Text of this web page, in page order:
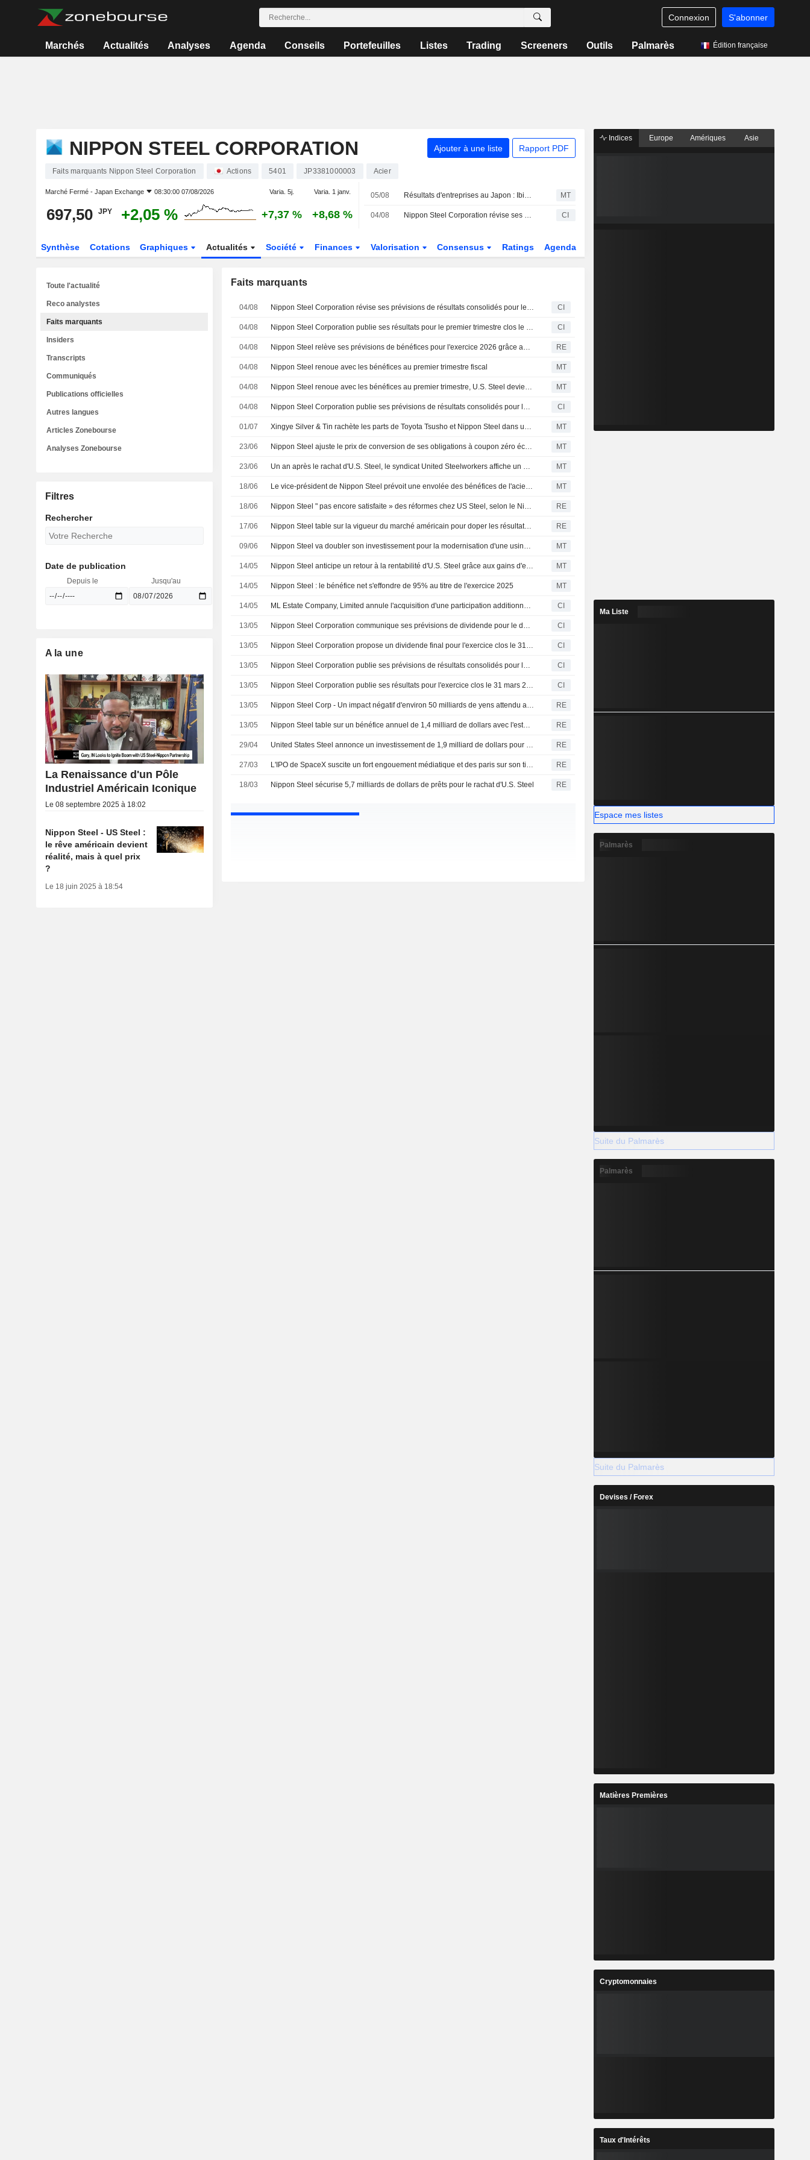
Connexion S'abonner
Marchés Actualités Analyses Agenda Conseils Portefeuilles Listes Trading Screeners Outils Palmarès Édition française
NIPPON STEEL CORPORATION Ajouter à une liste Rapport PDF
Faits marquants Nippon Steel Corporation Actions 5401 JP3381000003 Acier
Marché Fermé - Japan Exchange 08:30:00 07/08/2026 Varia. 5j. Varia. 1 janv.
697,50 JPY +2,05 % +7,37 % +8,68 %
05/08 Résultats d'entreprises au Japon : Ibiden et Nippon Steel progressent, Daikin recule MT
04/08 Nippon Steel Corporation révise ses prévisions de résultats consolidés pour le premier semestre et l'exercice clos le 31 mars 2027 CI
Synthèse Cotations Graphiques Actualités Société Finances Valorisation Consensus Ratings Agenda
Faits marquants
04/08 Nippon Steel Corporation révise ses prévisions de résultats consolidés pour le premier semestre et l'exercice clos le 31 mars 2027 CI
04/08 Nippon Steel Corporation publie ses résultats pour le premier trimestre clos le 30 juin 2026 CI
04/08 Nippon Steel relève ses prévisions de bénéfices pour l'exercice 2026 grâce aux solides résultats de U.S. Steel RE
04/08 Nippon Steel renoue avec les bénéfices au premier trimestre fiscal MT
04/08 Nippon Steel renoue avec les bénéfices au premier trimestre, U.S. Steel devient le " principal moteur de croissance » MT
04/08 Nippon Steel Corporation publie ses prévisions de résultats consolidés pour le semestre clos au 30 septembre 2026 et l'exercice clos au 31 mars 2027 CI
01/07 Xingye Silver & Tin rachète les parts de Toyota Tsusho et Nippon Steel dans un projet d'étain au Maroc pour 23 millions de dollars MT
23/06 Nippon Steel ajuste le prix de conversion de ses obligations à coupon zéro échéant en 2029 et 2031 MT
23/06 Un an après le rachat d'U.S. Steel, le syndicat United Steelworkers affiche un optimisme prudent à l'égard de Nippon Steel MT
18/06 Le vice-président de Nippon Steel prévoit une envolée des bénéfices de l'acier aux États-Unis MT
18/06 Nippon Steel " pas encore satisfaite » des réformes chez US Steel, selon le Nikkei RE
17/06 Nippon Steel table sur la vigueur du marché américain pour doper les résultats de U.S. Steel RE
09/06 Nippon Steel va doubler son investissement pour la modernisation d'une usine en Pennsylvanie MT
14/05 Nippon Steel anticipe un retour à la rentabilité d'U.S. Steel grâce aux gains d'efficacité MT
14/05 Nippon Steel : le bénéfice net s'effondre de 95% au titre de l'exercice 2025 MT
14/05 ML Estate Company, Limited annule l'acquisition d'une participation additionnelle de 14,85% dans Nippon Steel Kowa Real Estate Co., Ltd. auprès de Nippon Steel Corporation (TSE:5401). CI
13/05 Nippon Steel Corporation communique ses prévisions de dividende pour le deuxième trimestre 2026 et l'exercice clos le 31 mars 2027 CI
13/05 Nippon Steel Corporation propose un dividende final pour l'exercice clos le 31 mars 2026, payable le 24 juin 2026 CI
13/05 Nippon Steel Corporation publie ses prévisions de résultats consolidés pour le semestre clos au 30 septembre 2026 et l'exercice clos au 31 mars 2027 CI
13/05 Nippon Steel Corporation publie ses résultats pour l'exercice clos le 31 mars 2026 CI
13/05 Nippon Steel Corp - Un impact négatif d'environ 50 milliards de yens attendu au T1 en raison de la situation au Moyen-Orient ; l'impact annuel ne peut être quantifié et n'est pas intégré aux prévisions RE
13/05 Nippon Steel table sur un bénéfice annuel de 1,4 milliard de dollars avec l'estompement des éléments exceptionnels RE
29/04 United States Steel annonce un investissement de 1,9 milliard de dollars pour une nouvelle unité de fer de réduction directe à Big River Steel Works en Arkansas RE
27/03 L'IPO de SpaceX suscite un fort engouement médiatique et des paris sur son ticker RE
18/03 Nippon Steel sécurise 5,7 milliards de dollars de prêts pour le rachat d'U.S. Steel RE
Toute l'actualité
Reco analystes
Faits marquants
Insiders
Transcripts
Communiqués
Publications officielles
Autres langues
Articles Zonebourse
Analyses Zonebourse
Filtres
Rechercher
Date de publication
Depuis le Jusqu'au
A la une
La Renaissance d'un Pôle
Industriel Américain Iconique
Le 08 septembre 2025 à 18:02
Nippon Steel - US Steel :
le rêve américain devient
réalité, mais à quel prix
?
Le 18 juin 2025 à 18:54
Indices Europe Amériques Asie
Ma Liste
Espace mes listes
Palmarès
Suite du Palmarès
Palmarès
Suite du Palmarès
Devises / Forex
Matières Premières
Cryptomonnaies
Taux d'Intérêts